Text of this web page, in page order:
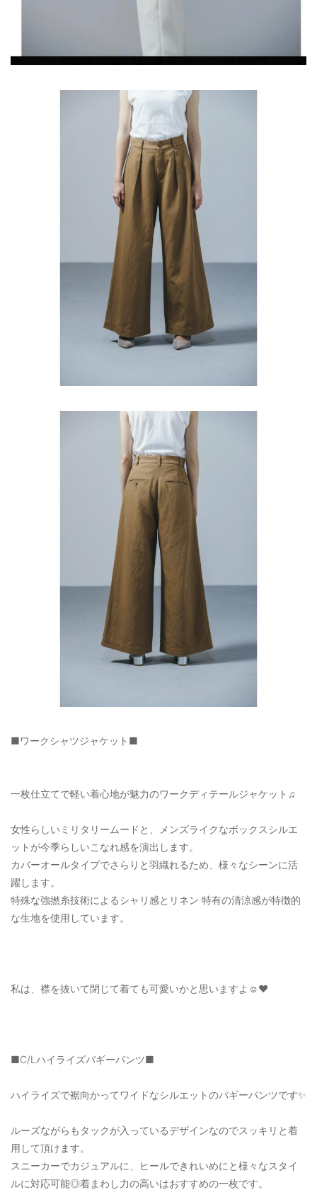
■ワークシャツジャケット■
一枚仕立てで軽い着心地が魅力のワークディテールジャケット♫
女性らしいミリタリームードと、メンズライクなボックスシルエ
ットが今季らしいこなれ感を演出します。
カバーオールタイプでさらりと羽織れるため、様々なシーンに活
躍します。
特殊な強撚糸技術によるシャリ感とリネン 特有の清涼感が特徴的
な生地を使用しています。
私は、襟を抜いて閉じて着ても可愛いかと思いますよ☺️❤️
■C/Lハイライズバギーパンツ■
ハイライズで裾向かってワイドなシルエットのバギーパンツです✨
ルーズながらもタックが入っているデザインなのでスッキリと着
用して頂けます。
スニーカーでカジュアルに、ヒールできれいめにと様々なスタイ
ルに対応可能◎着まわし力の高いはおすすめの一枚です。